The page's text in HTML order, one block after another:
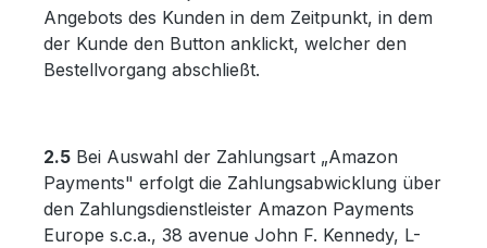
Angebots des Kunden in dem Zeitpunkt, in dem
der Kunde den Button anklickt, welcher den
Bestellvorgang abschließt.
2.5 Bei Auswahl der Zahlungsart „Amazon
Payments" erfolgt die Zahlungsabwicklung über
den Zahlungsdienstleister Amazon Payments
Europe s.c.a., 38 avenue John F. Kennedy, L-